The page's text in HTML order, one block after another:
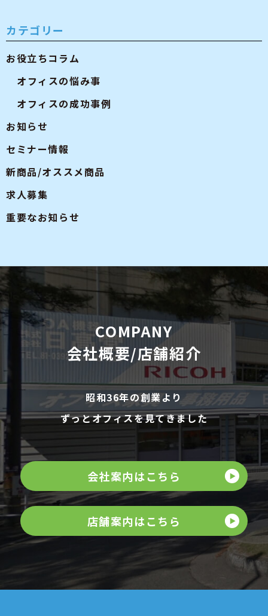
カテゴリー
お役立ちコラム
オフィスの悩み事
オフィスの成功事例
お知らせ
セミナー情報
新商品/オススメ商品
求人募集
重要なお知らせ
COMPANY
会社概要/店舗紹介
昭和36年の創業より
ずっとオフィスを見てきました
会社案内はこちら
店舗案内はこちら